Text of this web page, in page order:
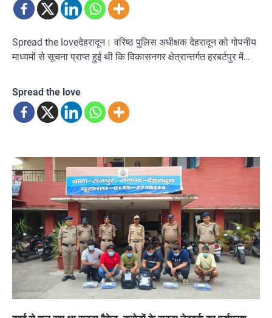
Spread the loveदेहरादून। वरिष्ठ पुलिस अधीक्षक देहरादून को गोपनीय
माध्यमों से सूचना प्राप्त हुई थी कि विकासनगर क्षेत्रान्तर्गत हरबर्टपुर में…
Spread the love